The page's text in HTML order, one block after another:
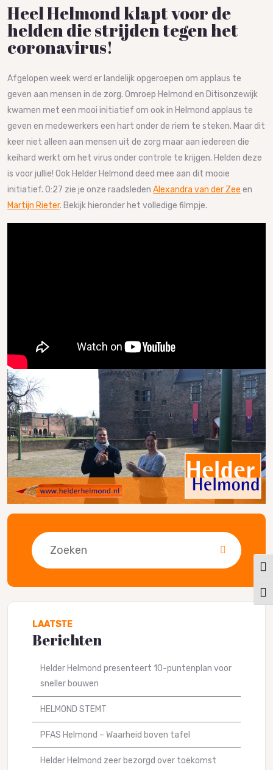
Heel Helmond klapt voor de
helden die strijden tegen het
coronavirus!
Afgelopen week werd er landelijk opgeroepen om applaus te
geven aan mensen in de zorg. Omroep Helmond en Ditisonzewijk
kwamen met een mooi initiatief om ook in Helmond applaus te
geven en medewerkers een hart onder de riem te steken. Maar dit
keer niet alleen aan mensen uit de zorg maar aan iedereen die
keihard werkt om het virus onder controle te krijgen. Helden deze
is voor jullie! Ook Helder Helmond deed mee aan dit mooie
initiatief. 0:27 zie je onze raadsleden Alexandra van der Zee en
Martijn Rieter. Bekijk hieronder het volledige filmpje.
Zoeken
LAATSTE
Berichten
Helder Helmond presenteert 10-puntenplan voor
sneller bouwen
HELMOND STEMT
PFAS Helmond – Waarheid boven tafel
Helder Helmond zeer bezorgd over toekomst